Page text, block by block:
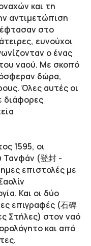
και τη
αντιμετώπιση
στο
ευνούχοι
ο ένας
ναού. Με σκοπό
δώρα,
Όλες αυτές οι
διάφορες
1595, οι
Τανφάν (登封 -
επιστολές με
Και οι δύο
επιγραφές (石碑
Στήλες) στον ναό
και από